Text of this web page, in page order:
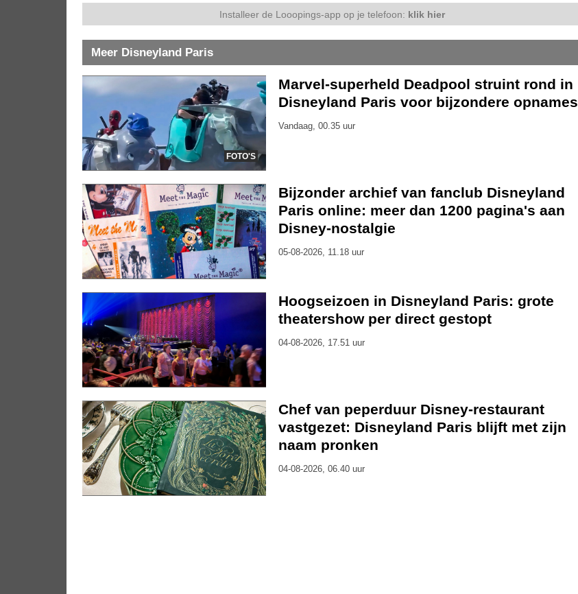
Installeer de Looopings-app op je telefoon: klik hier
Meer Disneyland Paris
FOTO'S
Marvel-superheld Deadpool struint rond in
Disneyland Paris voor bijzondere opnames
Vandaag, 00.35 uur
Bijzonder archief van fanclub Disneyland
Paris online: meer dan 1200 pagina's aan
Disney-nostalgie
05-08-2026, 11.18 uur
Hoogseizoen in Disneyland Paris: grote
theatershow per direct gestopt
04-08-2026, 17.51 uur
Chef van peperduur Disney-restaurant
vastgezet: Disneyland Paris blijft met zijn
naam pronken
04-08-2026, 06.40 uur